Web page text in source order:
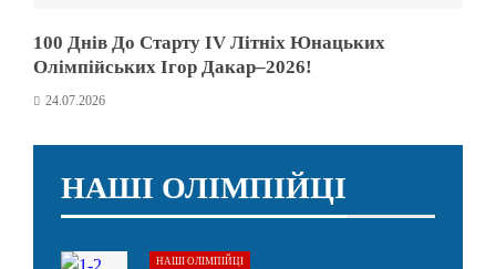
100 Днів До Старту IV Літніх Юнацьких
Олімпійських Ігор Дакар–2026!
24.07.2026
НАШІ ОЛІМПІЙЦІ
НАШІ ОЛІМПІЙЦІ